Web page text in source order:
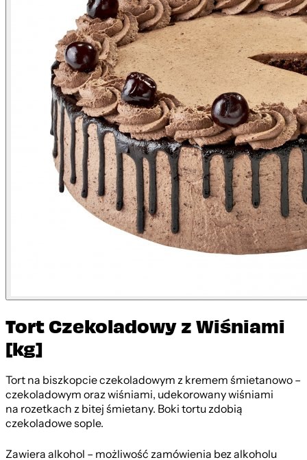
Tort Czekoladowy z Wiśniami
[kg]
Tort na biszkopcie czekoladowym z kremem śmietanowo –
czekoladowym oraz wiśniami, udekorowany wiśniami
na rozetkach z bitej śmietany. Boki tortu zdobią
czekoladowe sople.
Zawiera alkohol – możliwość zamówienia bez alkoholu